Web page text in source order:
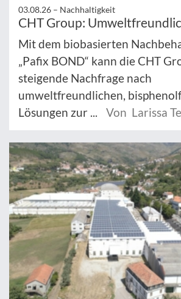
03.08.26 – Nachhaltigkeit
CHT Group:
Mit dem biobasierten
„Pafix BOND“ kann die CHT
steigende Nachfrage nach
umweltfreundlichen,
Lösungen zur ...
Von Larissa